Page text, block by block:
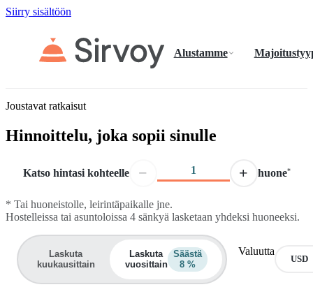
Siirry sisältöön
Alustamme
Joustavat ratkaisut
Hinnoittelu, joka sopii sinulle
Katso hintasi kohteelle − + huone*
* Tai huoneistolle, leirintäpaikalle jne.
Hostelleissa tai asuntoloissa 4 sänkyä lasketaan yhdeksi huoneeksi.
Laskuta
kuukausittain
Laskuta
vuosittain
Säästä
8 %
Valuutta